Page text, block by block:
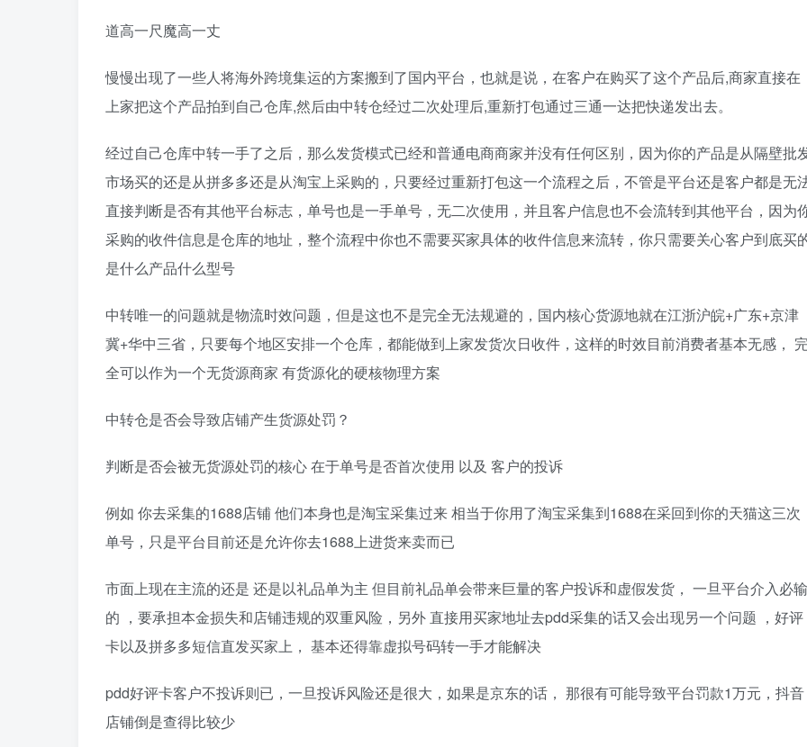
道高一尺魔高一丈
慢慢出现了一些人将海外跨境集运的方案搬到了国内平台，也就是说，在客户在购买了这个产品后,商家直接在
上家把这个产品拍到自己仓库,然后由中转仓经过二次处理后,重新打包通过三通一达把快递发出去。
经过自己仓库中转一手了之后，那么发货模式已经和普通电商商家并没有任何区别，因为你的产品是从隔壁批
市场买的还是从拼多多还是从淘宝上采购的，只要经过重新打包这一个流程之后，不管是平台还是客户都是无
直接判断是否有其他平台标志，单号也是一手单号，无二次使用，并且客户信息也不会流转到其他平台，因为
采购的收件信息是仓库的地址，整个流程中你也不需要买家具体的收件信息来流转，你只需要关心客户到底买
是什么产品什么型号
中转唯一的问题就是物流时效问题，但是这也不是完全无法规避的，国内核心货源地就在江浙沪皖+广东+京津
冀+华中三省，只要每个地区安排一个仓库，都能做到上家发货次日收件，这样的时效目前消费者基本无感，
全可以作为一个无货源商家 有货源化的硬核物理方案
中转仓是否会导致店铺产生货源处罚？
判断是否会被无货源处罚的核心 在于单号是否首次使用 以及 客户的投诉
例如 你去采集的1688店铺 他们本身也是淘宝采集过来 相当于你用了淘宝采集到1688在采回到你的天猫这三次
单号，只是平台目前还是允许你去1688上进货来卖而已
市面上现在主流的还是 还是以礼品单为主 但目前礼品单会带来巨量的客户投诉和虚假发货， 一旦平台介入必输
的 ，要承担本金损失和店铺违规的双重风险，另外 直接用买家地址去pdd采集的话又会出现另一个问题 ，好评
卡以及拼多多短信直发买家上， 基本还得靠虚拟号码转一手才能解决
pdd好评卡客户不投诉则已，一旦投诉风险还是很大，如果是京东的话， 那很有可能导致平台罚款1万元，抖音
店铺倒是查得比较少